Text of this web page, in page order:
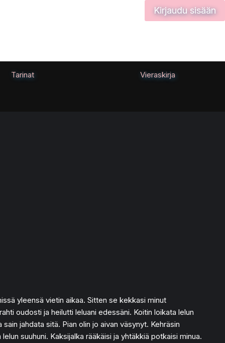
Kirjaudu sisään
Tarinat Vieraskirja
yleensä vietin aikaa. Sitten se kekkasi minut
oudosti ja heilutti leluani edessäni. Koitin loikata lelun
jahdata sitä. Pian olin jo aivan väsynyt. Kehräsin
suuhuni. Kaksijalka rääkäisi ja yhtäkkiä potkaisi minua.